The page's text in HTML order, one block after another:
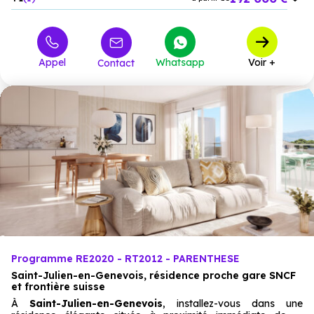
Appel Contact Whatsapp Voir +
Programme RE2020 - RT2012 - PARENTHESE
Saint-Julien-en-Genevois, résidence proche gare SNCF
et frontière suisse
À Saint-Julien-en-Genevois, installez-vous dans une